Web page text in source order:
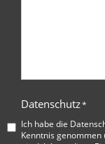
Datenschutz*
Ich habe die
Kenntnis